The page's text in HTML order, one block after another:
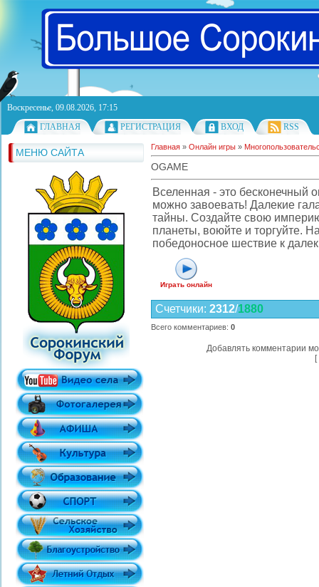
Воскресенье, 09.08.2026, 17:15
ГЛАВНАЯ
РЕГИСТРАЦИЯ ВХОД RSS
МЕНЮ САЙТА Главная » Онлайн игры »
OGAME
Вселенная - это бесконечный
можно завоевать! Далекие
тайны. Создайте свою
планеты, воюйте и торгуйте.
победоносное шествие к
Играть онлайн
Счетчики: 2312/1880
Всего комментариев: 0
Добавлять комментарии
[